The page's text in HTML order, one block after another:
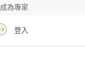
成為專家
登入